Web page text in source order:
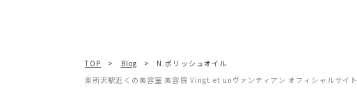
TOP Blog
N.ポリッシュオイル
東所沢駅近くの美容室 美容院 Vingt et unヴァンティアン オフィシャルサイト